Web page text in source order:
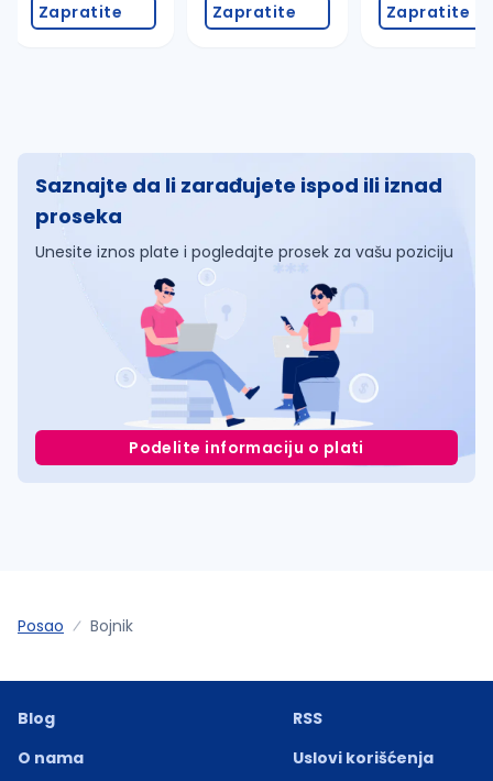
Zapratite Zapratite Zapratite
Saznajte da li zarađujete ispod ili iznad
proseka
Unesite iznos plate i pogledajte prosek za vašu poziciju
Podelite informaciju o plati
Posao Bojnik
Blog
O nama
RSS
Uslovi korišćenja